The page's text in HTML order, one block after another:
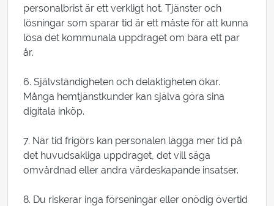
personalbrist är ett verkligt hot. Tjänster och
lösningar som sparar tid är ett måste för att kunna
lösa det kommunala uppdraget om bara ett par
år.
6. Självständigheten och delaktigheten ökar.
Många hemtjänstkunder kan själva göra sina
digitala inköp.
7. När tid frigörs kan personalen lägga mer tid på
det huvudsakliga uppdraget, det vill säga
omvårdnad eller andra värdeskapande insatser.
8. Du riskerar inga förseningar eller onödig övertid